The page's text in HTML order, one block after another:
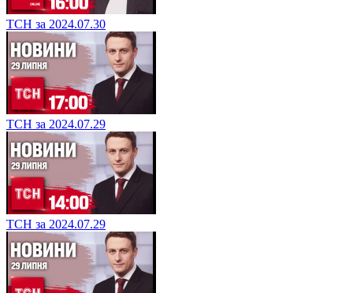
ТСН за 2024.07.30
ТСН за 2024.07.29
ТСН за 2024.07.29